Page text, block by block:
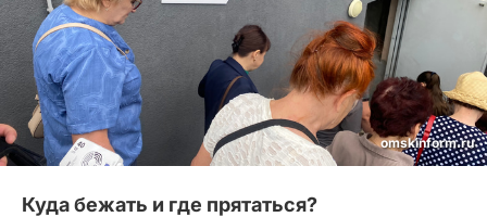
omskinform.ru
Куда бежать и где прятаться?